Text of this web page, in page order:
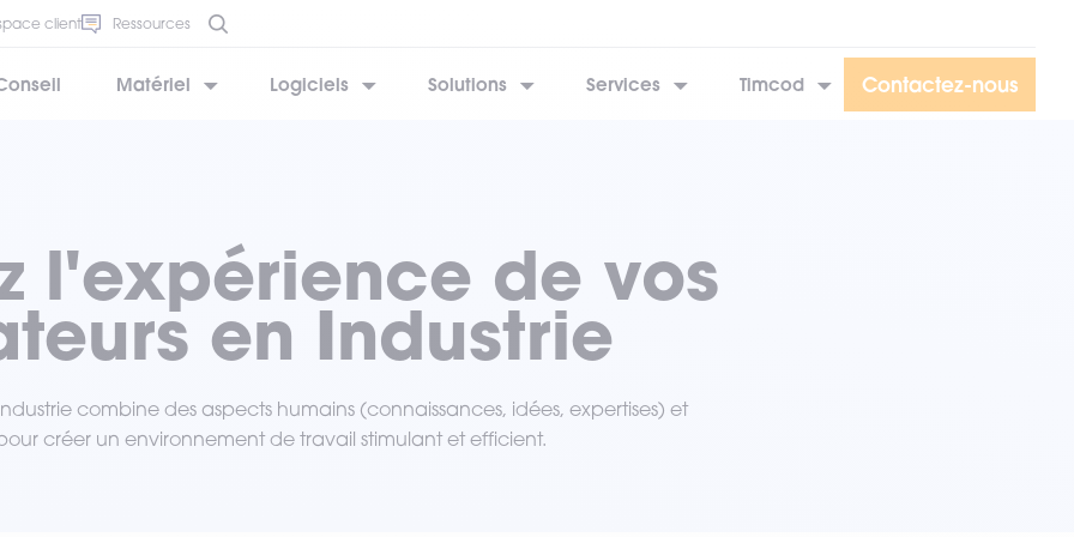
client Ressources
Matériel Logiciels Solutions Services Timcod Contactez-nous
l'expérience de vos
en Industrie
combine des aspects humains (connaissances, idées, expertises) et
créer un environnement de travail stimulant et efficient.